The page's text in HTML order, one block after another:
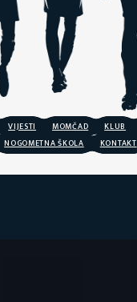
VIJESTI MOMČAD KLUB
NOGOMETNA ŠKOLA KONTAKT